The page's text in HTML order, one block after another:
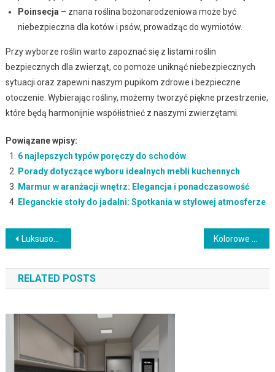
Poinsecja – znana roślina bożonarodzeniowa może być
niebezpieczna dla kotów i psów, prowadząc do wymiotów.
Przy wyborze roślin warto zapoznać się z listami roślin
bezpiecznych dla zwierząt, co pomoże uniknąć niebezpiecznych
sytuacji oraz zapewni naszym pupikom zdrowe i bezpieczne
otoczenie. Wybierając rośliny, możemy tworzyć piękne przestrzenie,
które będą harmonijnie współistnieć z naszymi zwierzętami.
Powiązane wpisy:
6 najlepszych typów poręczy do schodów
Porady dotyczące wyboru idealnych mebli kuchennych
Marmur w aranżacji wnętrz: Elegancja i ponadczasowość
Eleganckie stoły do jadalni: Spotkania w stylowej atmosferze
Nawigacja
wpisu
Luksusowe akcesoria łazienkowe: Stwórz oazę relaksu
RELATED POSTS